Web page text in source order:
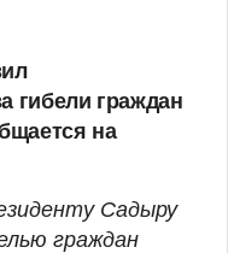
гибели граждан
на
Садыру
граждан